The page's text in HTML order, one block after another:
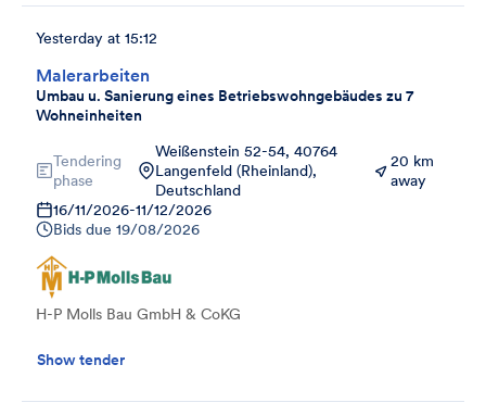
Malerarbeiten
Umbau u. Sanierung eines Betriebswohngebäudes zu 7
Wohneinheiten
Yesterday at 15:12
Tendering
phase
Weißenstein 52-54, 40764
Langenfeld (Rheinland),
Deutschland
20 km
away
16/11/2026-11/12/2026
Bids due 19/08/2026
H-P Molls Bau GmbH & CoKG
Show tender